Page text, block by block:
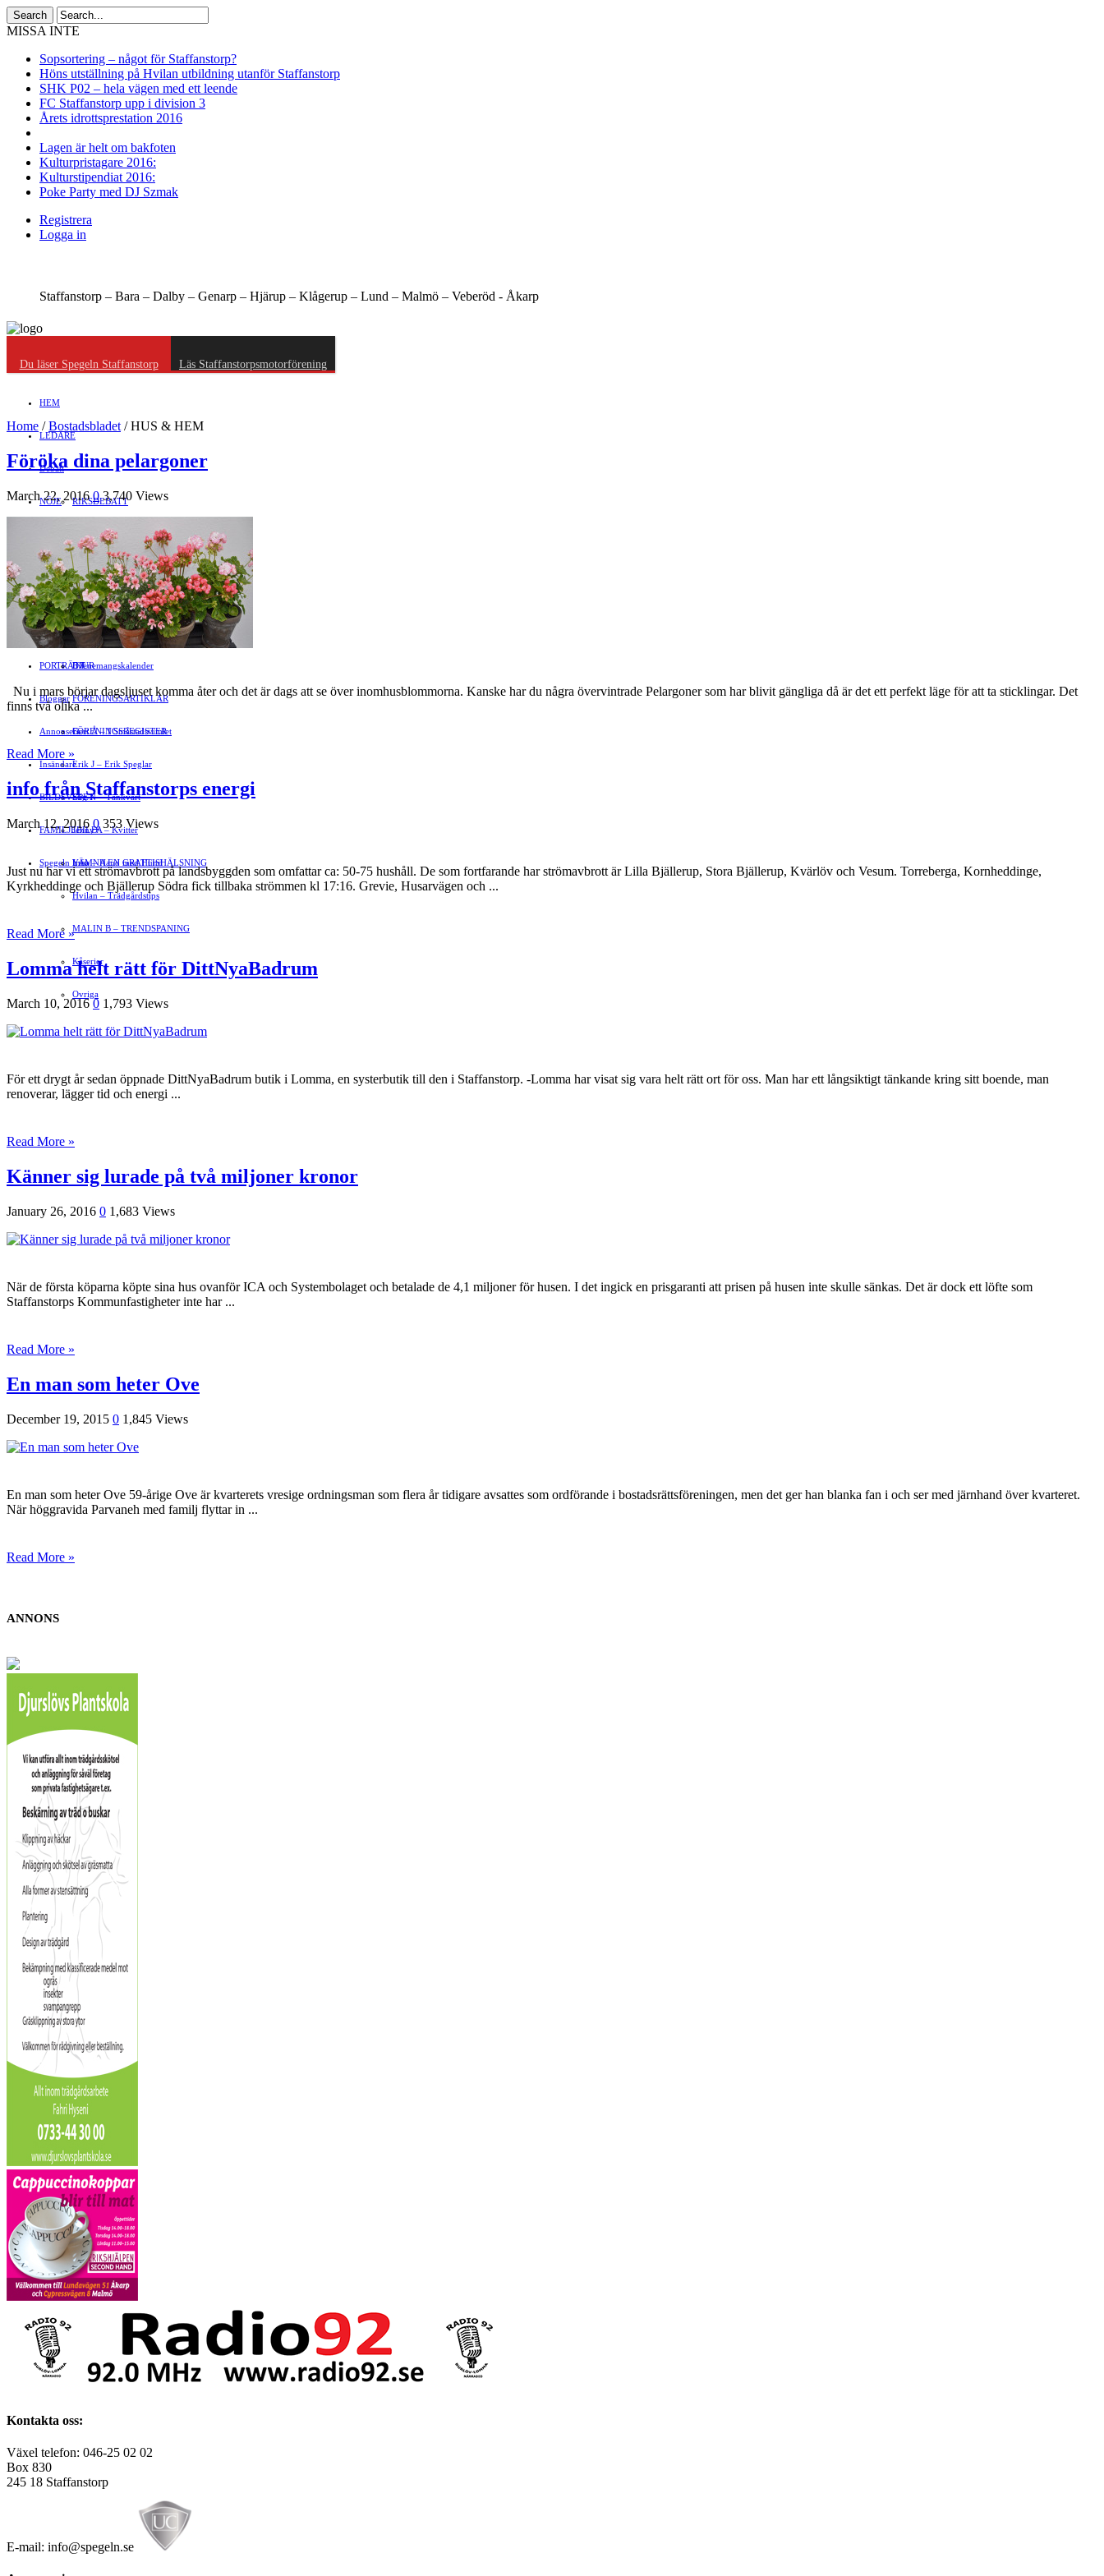
MISSA INTE
Sopsortering – något för Staffanstorp?
Höns utställning på Hvilan utbildning utanför Staffanstorp
SHK P02 – hela vägen med ett leende
FC Staffanstorp upp i division 3
Årets idrottsprestation 2016
Lagen är helt om bakfoten
Kulturpristagare 2016:
Kulturstipendiat 2016:
Poke Party med DJ Szmak
Registrera
Logga in
Staffanstorp – Bara – Dalby – Genarp – Hjärup – Klågerup – Lund – Malmö – Veberöd - Åkarp
Du läser Spegeln Staffanstorp Läs Staffanstorpsmotorförening
HEM
LEDARE
Debatt
RIKSDEBATT
LOKALDEBATT
STAFFANSTORPS FULLMÄKTIGE
VAL 2014
NÖJE
KULTUR
Mat
RESOR
EVENEMANG
Evenemangskalender
JOBB
HANDEL
FÖRETAGSREGISTER
Föreningsliv
FÖRENINGAR
SPORT
DJUR
FÖRENINGSARTIKLAR
FÖRENINGSREGISTER
HÄLSA
Motor
PORTRÄTT
Bloggar
Gert Å – I Småstadsvimlet
Erik J – Erik Speglar
Stig N – Tänkvärt
Jenny A – Kvitter
Yrsa – Hand med Hund
Hvilan – Trädgårdstips
MALIN B – TRENDSPANING
Kåserier
Ovriga
Annonsera
Insändare
BILDSVEPET
FAMILJEBILD
LÄMNA EN GRATTISHÄLSNING
Spegeln Info
Home /Bostadsbladet/HUS & HEM
Föröka dina pelargoner
March 22, 2016 0 3,740 Views
Nu i mars börjar dagsljuset komma åter och det är dags att se över inomhusblommorna. Kanske har du några övervintrade Pelargoner som har blivit gängliga då är det ett perfekt läge för att ta sticklingar. Det
finns två olika ...
Read More »
info från Staffanstorps energi
March 12, 2016 0 353 Views
Just nu har vi ett strömavbrott på landsbyggden som omfattar ca: 50-75 hushåll. De som fortfarande har strömavbrott är Lilla Bjällerup, Stora Bjällerup, Kvärlöv och Vesum. Torreberga, Kornheddinge,
Kyrkheddinge och Bjällerup Södra fick tillbaka strömmen kl 17:16. Grevie, Husarvägen och ...
Read More »
Lomma helt rätt för DittNyaBadrum
March 10, 2016 0 1,793 Views
För ett drygt år sedan öppnade DittNyaBadrum butik i Lomma, en systerbutik till den i Staffanstorp. -Lomma har visat sig vara helt rätt ort för oss. Man har ett långsiktigt tänkande kring sitt boende, man
renoverar, lägger tid och energi ...
Read More »
Känner sig lurade på två miljoner kronor
January 26, 2016 0 1,683 Views
När de första köparna köpte sina hus ovanför ICA och Systembolaget och betalade de 4,1 miljoner för husen. I det ingick en prisgaranti att prisen på husen inte skulle sänkas. Det är dock ett löfte som
Staffanstorps Kommunfastigheter inte har ...
Read More »
En man som heter Ove
December 19, 2015 0 1,845 Views
En man som heter Ove 59-årige Ove är kvarterets vresige ordningsman som flera år tidigare avsattes som ordförande i bostadsrättsföreningen, men det ger han blanka fan i och ser med järnhand över kvarteret.
När höggravida Parvaneh med familj flyttar in ...
Read More »
ANNONS
Kontakta oss:
Växel telefon: 046-25 02 02
Box 830
245 18 Staffanstorp
E-mail: info@spegeln.se